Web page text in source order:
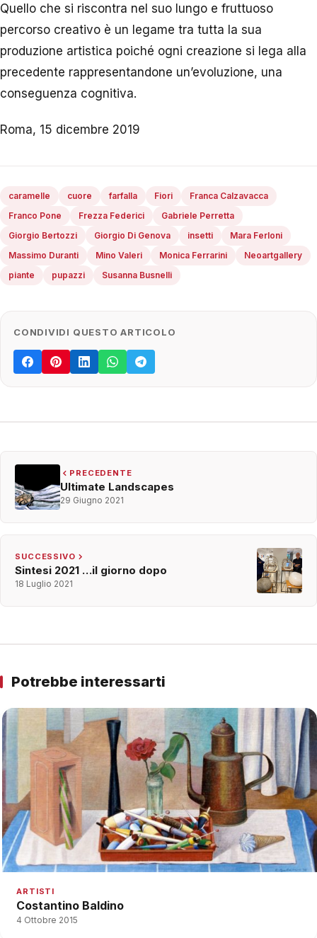
Quello che si riscontra nel suo lungo e fruttuoso
percorso creativo è un legame tra tutta la sua
produzione artistica poiché ogni creazione si lega alla
precedente rappresentandone un’evoluzione, una
conseguenza cognitiva.
Roma, 15 dicembre 2019
caramelle cuore farfalla Fiori
Franca Calzavacca
Franco Pone
Frezza Federici
Gabriele Perretta
Giorgio Bertozzi
Giorgio Di Genova insetti
Mara Ferloni
Massimo Duranti
Mino Valeri Monica Ferrarini
Neoartgallery
piante
pupazzi Susanna Busnelli
CONDIVIDI QUESTO ARTICOLO
PRECEDENTE
Ultimate Landscapes
29 Giugno 2021
SUCCESSIVO
Sintesi 2021 …il giorno dopo
18 Luglio 2021
Potrebbe interessarti
ARTISTI
Costantino Baldino
4 Ottobre 2015